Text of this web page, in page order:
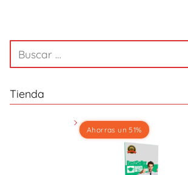
Tienda
Ahorras un 51%